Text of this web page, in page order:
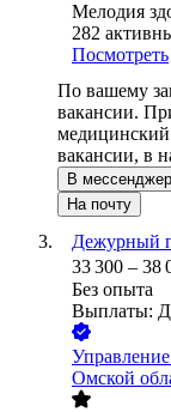
Мелодия
282
Посмотреть
По вашему
вакансии.
вакансии, в
В мессенджер
На почту
Дежурный
33 300 – 38
Без опыта
Выплаты:
Омской